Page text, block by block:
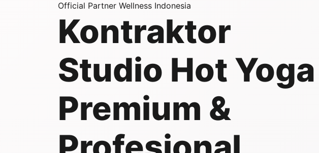
Official Partner Wellness Indonesia
Kontraktor
Studio Hot Yoga
Premium &